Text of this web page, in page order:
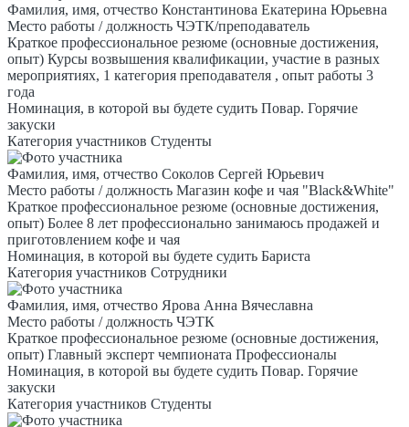
Фамилия, имя, отчество Константинова Екатерина Юрьевна
Место работы / должность ЧЭТК/преподаватель
Краткое профессиональное резюме (основные достижения,
опыт) Курсы возвышения квалификации, участие в разных
мероприятиях, 1 категория преподавателя , опыт работы 3
года
Номинация, в которой вы будете судить Повар. Горячие
закуски
Категория участников Студенты
Фамилия, имя, отчество Соколов Сергей Юрьевич
Место работы / должность Магазин кофе и чая "Black&White"
Краткое профессиональное резюме (основные достижения,
опыт) Более 8 лет профессионально занимаюсь продажей и
приготовлением кофе и чая
Номинация, в которой вы будете судить Бариста
Категория участников Сотрудники
Фамилия, имя, отчество Ярова Анна Вячеславна
Место работы / должность ЧЭТК
Краткое профессиональное резюме (основные достижения,
опыт) Главный эксперт чемпионата Профессионалы
Номинация, в которой вы будете судить Повар. Горячие
закуски
Категория участников Студенты